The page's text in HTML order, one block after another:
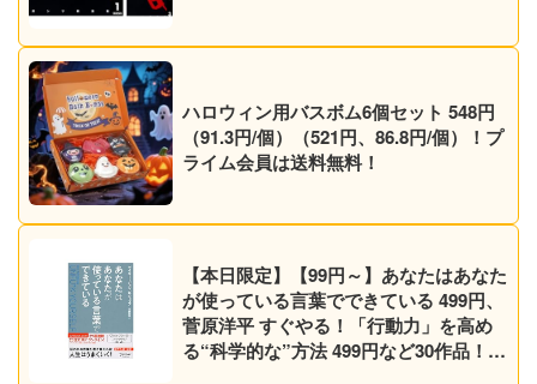
ハロウィン用バスボム6個セット 548円
（91.3円/個）（521円、86.8円/個）！プ
ライム会員は送料無料！
【本日限定】【99円～】あなたはあなた
が使っている言葉でできている 499円、
菅原洋平 すぐやる！「行動力」を高め
る“科学的な”方法 499円など30作品！